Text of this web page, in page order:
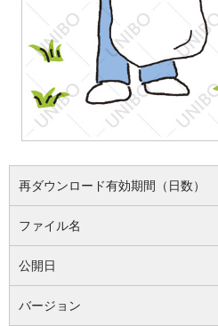
再ダウンロード有効期間（日数）
ファイル名
公開日
バージョン